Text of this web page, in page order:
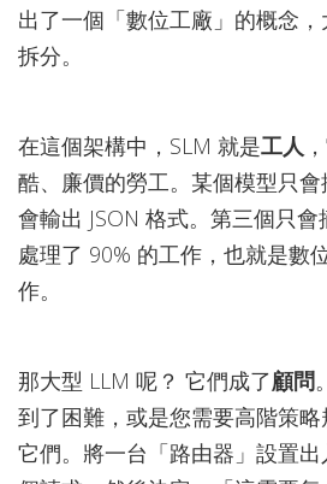
出了一個「數位工廠」的概念
拆分。
在這個架構中，SLM 就是工人
酷、廉價的勞工。某個模型只會
會輸出 JSON 格式。第三個只
處理了 90% 的工作，也就是數
作。
那大型 LLM 呢？ 它們成了顧問
到了困難，或是您需要高階策
它們。將一台「路由器」設置